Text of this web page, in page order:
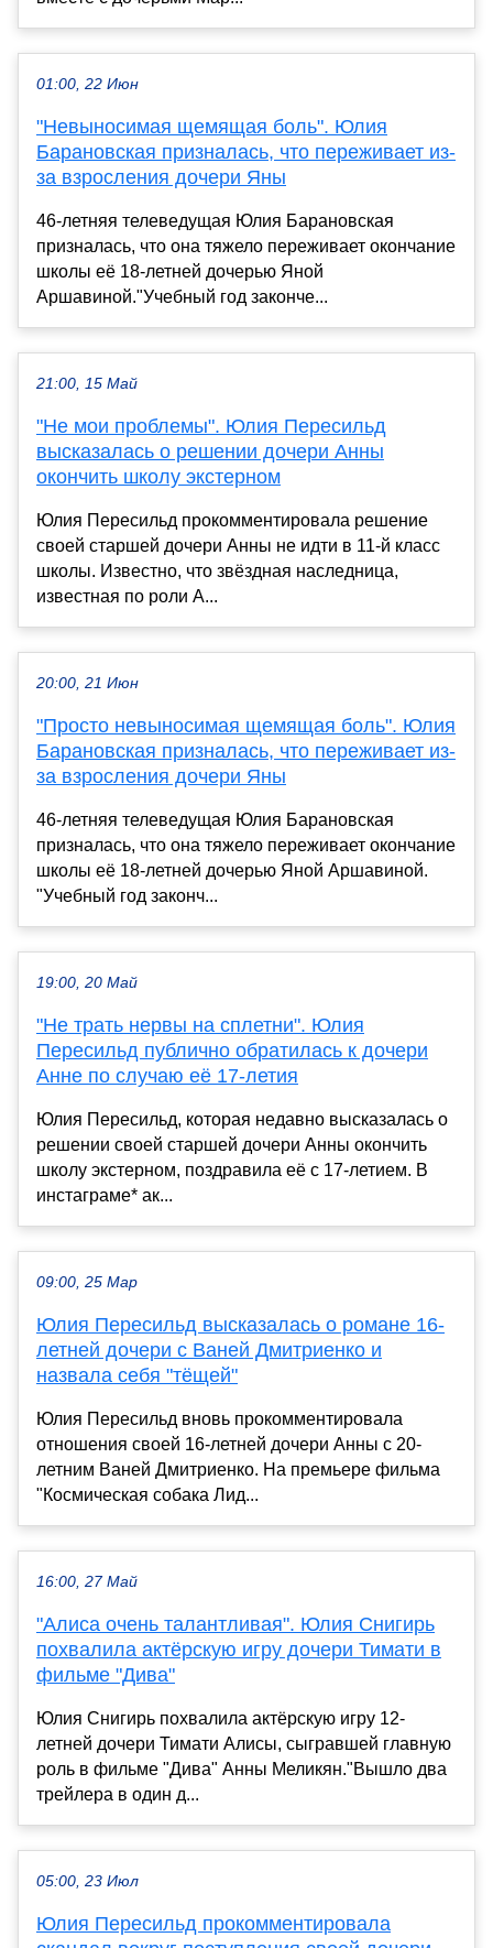
01:00, 22 Июн
"Невыносимая щемящая боль". Юлия
Барановская призналась, что переживает из-
за взросления дочери Яны
46-летняя телеведущая Юлия Барановская
призналась, что она тяжело переживает окончание
школы её 18-летней дочерью Яной
Аршавиной."Учебный год законче...
21:00, 15 Май
"Не мои проблемы". Юлия Пересильд
высказалась о решении дочери Анны
окончить школу экстерном
Юлия Пересильд прокомментировала решение
своей старшей дочери Анны не идти в 11-й класс
школы. Известно, что звёздная наследница,
известная по роли А...
20:00, 21 Июн
"Просто невыносимая щемящая боль". Юлия
Барановская призналась, что переживает из-
за взросления дочери Яны
46-летняя телеведущая Юлия Барановская
призналась, что она тяжело переживает окончание
школы её 18-летней дочерью Яной Аршавиной.
"Учебный год законч...
19:00, 20 Май
"Не трать нервы на сплетни". Юлия
Пересильд публично обратилась к дочери
Анне по случаю её 17-летия
Юлия Пересильд, которая недавно высказалась о
решении своей старшей дочери Анны окончить
школу экстерном, поздравила её с 17-летием. В
инстаграме* ак...
09:00, 25 Мар
Юлия Пересильд высказалась о романе 16-
летней дочери с Ваней Дмитриенко и
назвала себя "тёщей"
Юлия Пересильд вновь прокомментировала
отношения своей 16-летней дочери Анны с 20-
летним Ваней Дмитриенко. На премьере фильма
"Космическая собака Лид...
16:00, 27 Май
"Алиса очень талантливая". Юлия Снигирь
похвалила актёрскую игру дочери Тимати в
фильме "Дива"
Юлия Снигирь похвалила актёрскую игру 12-
летней дочери Тимати Алисы, сыгравшей главную
роль в фильме "Дива" Анны Меликян."Вышло два
трейлера в один д...
05:00, 23 Июл
Юлия Пересильд прокомментировала